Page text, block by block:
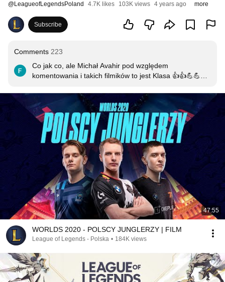
@LeagueofLegendsPoland 4.7K likes 103K views 4 years ago more
Subscribe
Comments 223
Co jak co, ale Michał Avahir pod względem
komentowania i takich filmików to jest Klasa 👍👍💪💪👋
47:55
WORLDS 2020 - POLSCY JUNGLERZY | FILM
League of Legends - Polska • 184K views